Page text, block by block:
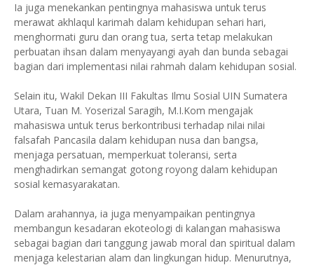
Ia juga menekankan pentingnya mahasiswa untuk terus
merawat akhlaqul karimah dalam kehidupan sehari hari,
menghormati guru dan orang tua, serta tetap melakukan
perbuatan ihsan dalam menyayangi ayah dan bunda sebagai
bagian dari implementasi nilai rahmah dalam kehidupan sosial.
Selain itu, Wakil Dekan III Fakultas Ilmu Sosial UIN Sumatera
Utara, Tuan M. Yoserizal Saragih, M.I.Kom mengajak
mahasiswa untuk terus berkontribusi terhadap nilai nilai
falsafah Pancasila dalam kehidupan nusa dan bangsa,
menjaga persatuan, memperkuat toleransi, serta
menghadirkan semangat gotong royong dalam kehidupan
sosial kemasyarakatan.
Dalam arahannya, ia juga menyampaikan pentingnya
membangun kesadaran ekoteologi di kalangan mahasiswa
sebagai bagian dari tanggung jawab moral dan spiritual dalam
menjaga kelestarian alam dan lingkungan hidup. Menurutnya,